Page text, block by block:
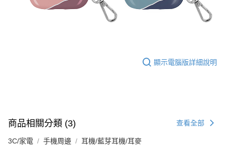
顯示電腦版詳細說明
商品相關分類 (3) 查看全部
3C/家電 手機周邊 耳機/藍芽耳機/耳麥